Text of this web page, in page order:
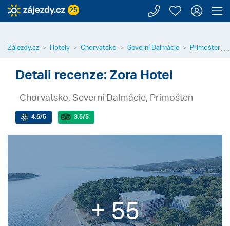
25 Zavolejte
Moje
⋯
Zájezdy.cz Hotely Chorvatsko Severní Dalmácie Primošten
Detail recenze: Zora Hotel
Chorvatsko, Severní Dalmácie, Primošten
4.6/5 3.5/5
+ 55